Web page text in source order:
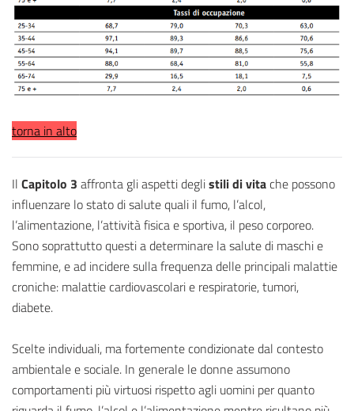
torna in alto
Il Capitolo 3 affronta gli aspetti deglistili di vitache possono
influenzare lo stato di salute quali il fumo, l’alcol,
l’alimentazione, l’attività fisica e sportiva, il peso corporeo.
Sono soprattutto questi a determinare la salute di maschi e
femmine, e ad incidere sulla frequenza delle principali malattie
croniche: malattie cardiovascolari e respiratorie, tumori,
diabete.
Scelte individuali, ma fortemente condizionate dal contesto
ambientale e sociale. In generale le donne assumono
comportamenti più virtuosi rispetto agli uomini per quanto